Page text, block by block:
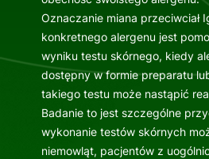
Oznaczanie miana przeciwciał
konkretnego alergenu jest
wyniku testu skórnego, kiedy
dostępny w formie preparatu
takiego testu może nastąpić
Badanie to jest szczególne
wykonanie testów skórnych
niemowląt, pacjentów z